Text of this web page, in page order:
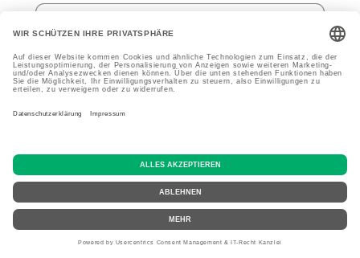
FacebookInstagramYouTubeTikTok
Zahlungsmethoden
Powered by Shopify
AGB
Kontaktinformationen